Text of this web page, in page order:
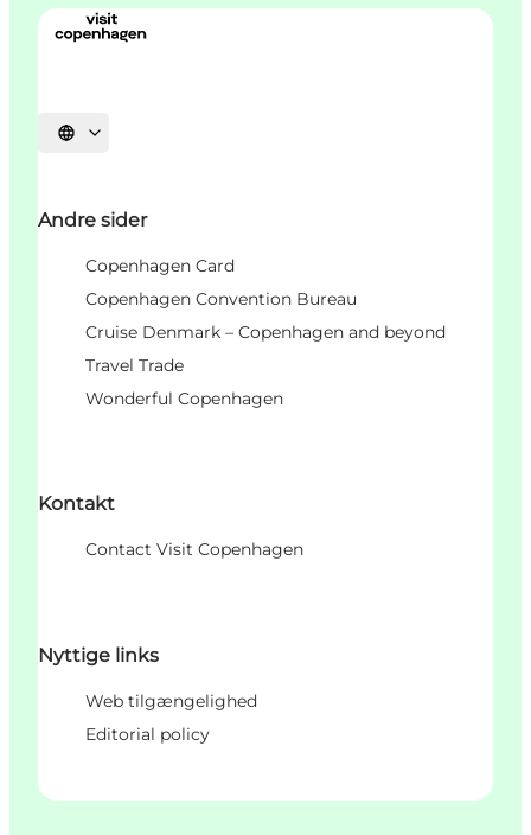
Vælg sprog
Andre sider
Copenhagen Card
Copenhagen Convention Bureau
Cruise Denmark – Copenhagen and beyond
Travel Trade
Wonderful Copenhagen
Kontakt
Contact Visit Copenhagen
Nyttige links
Web tilgængelighed
Editorial policy